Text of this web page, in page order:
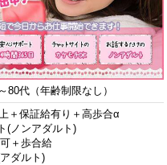
80代（年齢制限なし）
＋保証給有り＋高歩合α
(ノンアダルト)
＋歩合給
ダルト)